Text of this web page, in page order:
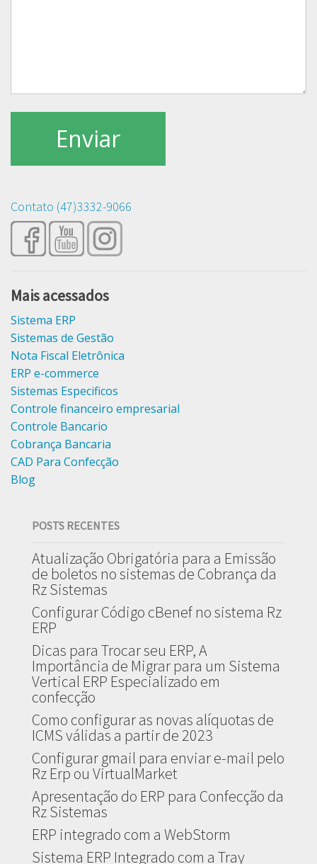
Contato (47)3332-9066
Mais acessados
Sistema ERP
Sistemas de Gestão
Nota Fiscal Eletrônica
ERP e-commerce
Sistemas Especificos
Controle financeiro empresarial
Controle Bancario
Cobrança Bancaria
CAD Para Confecção
Blog
POSTS RECENTES
Atualização Obrigatória para a Emissão
de boletos no sistemas de Cobrança da
Rz Sistemas
Configurar Código cBenef no sistema Rz
ERP
Dicas para Trocar seu ERP, A
Importância de Migrar para um Sistema
Vertical ERP Especializado em
confecção
Como configurar as novas alíquotas de
ICMS válidas a partir de 2023
Configurar gmail para enviar e-mail pelo
Rz Erp ou VirtualMarket
Apresentação do ERP para Confecção da
Rz Sistemas
ERP integrado com a WebStorm
Sistema ERP Integrado com a Tray